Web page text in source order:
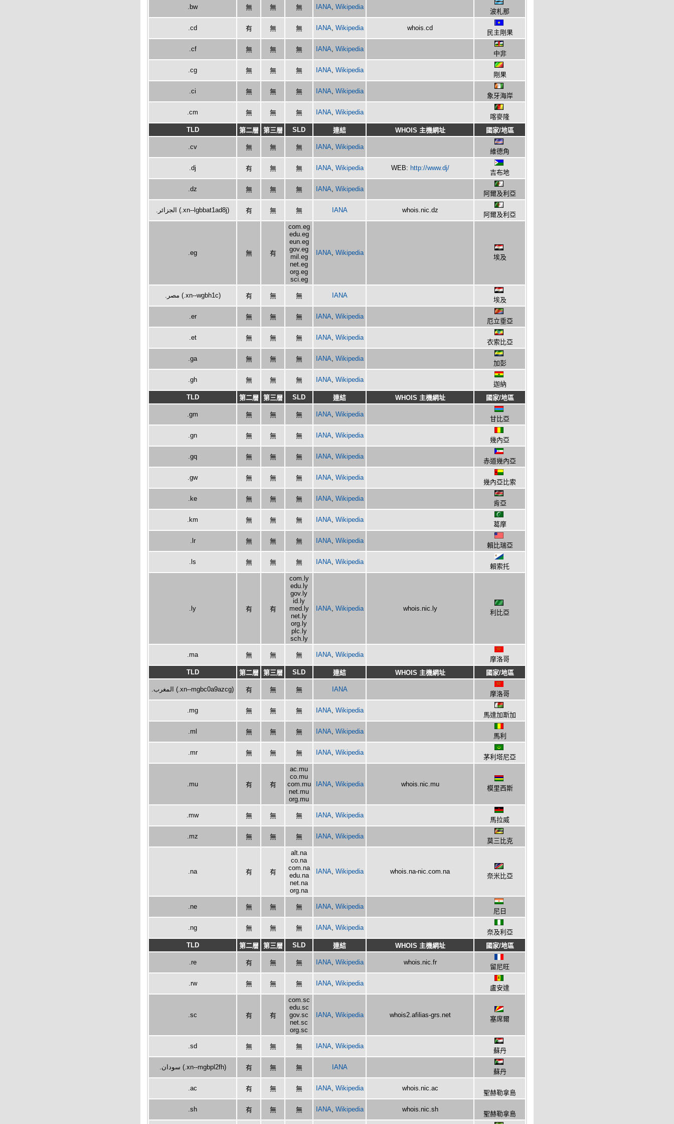
.bw 無 無 無 IANA Wikipedia
波札那
.cd 有 無 無 IANA, Wikipedia whois.cd
民主剛果
.cf 無 無 無 IANA Wikipedia
中非
.cg 無 無 無 IANA, Wikipedia
剛果
.ci 無 無 無 IANA Wikipedia
象牙海岸
.cm 無 無 無 IANA, Wikipedia
喀麥隆
TLD
第二層 第三層 SLD 連結 WHOIS 主機網址 國家/地區
.cv 無 無 無 IANA Wikipedia
維德角
.dj 有 無 無 IANA, Wikipedia WEB: http://www.dj/
吉布地
.dz 無 無 無 IANA Wikipedia
阿爾及利亞
.الجزائر (.xn--lgbbat1ad8j) 有 無 無 IANA whois.nic.dz
阿爾及利亞
.eg 無 有
com.eg
edu.eg
eun.eg
gov.eg
mil.eg
net.eg
org.eg
sci.eg
IANA Wikipedia
埃及
.مصر (.xn--wgbh1c) 有 無 無 IANA
埃及
.er 無 無 無 IANA Wikipedia
厄立垂亞
.et 無 無 無 IANA, Wikipedia
衣索比亞
.ga 無 無 無 IANA Wikipedia
加彭
.gh 無 無 無 IANA, Wikipedia
迦納
TLD
第二層 第三層 SLD 連結 WHOIS 主機網址 國家/地區
.gm 無 無 無 IANA Wikipedia
甘比亞
.gn 無 無 無 IANA, Wikipedia
幾內亞
.gq 無 無 無 IANA Wikipedia
赤道幾內亞
.gw 無 無 無 IANA, Wikipedia
幾內亞比索
.ke 無 無 無 IANA Wikipedia
肯亞
.km 無 無 無 IANA, Wikipedia
葛摩
.lr 無 無 無 IANA Wikipedia
賴比瑞亞
.ls 無 無 無 IANA, Wikipedia
賴索托
.ly 有 有
com.ly
edu.ly
gov.ly
id.ly
med.ly
net.ly
org.ly
plc.ly
sch.ly
IANA Wikipedia whois.nic.ly
利比亞
.ma 無 無 無 IANA, Wikipedia
摩洛哥
TLD
第二層 第三層 SLD 連結 WHOIS 主機網址 國家/地區
.المغرب (.xn--mgbc0a9azcg) 有 無 無 IANA
摩洛哥
.mg 無 無 無 IANA, Wikipedia
馬達加斯加
.ml 無 無 無 IANA Wikipedia
馬利
.mr 無 無 無 IANA, Wikipedia
茅利塔尼亞
.mu 有 有
ac.mu
co.mu
com.mu
net.mu
org.mu
IANA Wikipedia whois.nic.mu
模里西斯
.mw 無 無 無 IANA, Wikipedia
馬拉威
.mz 無 無 無 IANA Wikipedia
莫三比克
.na 有 有
alt.na
co.na
com.na
edu.na
net.na
org.na
IANA, Wikipedia whois.na-nic.com.na
奈米比亞
.ne 無 無 無 IANA Wikipedia
尼日
.ng 無 無 無 IANA, Wikipedia
奈及利亞
TLD
第二層 第三層 SLD 連結 WHOIS 主機網址 國家/地區
.re 有 無 無 IANA Wikipedia whois.nic.fr
留尼旺
.rw 無 無 無 IANA, Wikipedia
盧安達
.sc 有 有
com.sc
edu.sc
gov.sc
net.sc
org.sc
IANA Wikipedia whois2.afilias-grs.net
塞席爾
.sd 無 無 無 IANA, Wikipedia
蘇丹
.سودان (.xn--mgbpl2fh) 有 無 無 IANA
蘇丹
.ac 有 無 無 IANA, Wikipedia whois.nic.ac
聖赫勒拿島
.sh 有 無 無 IANA Wikipedia whois.nic.sh
聖赫勒拿島